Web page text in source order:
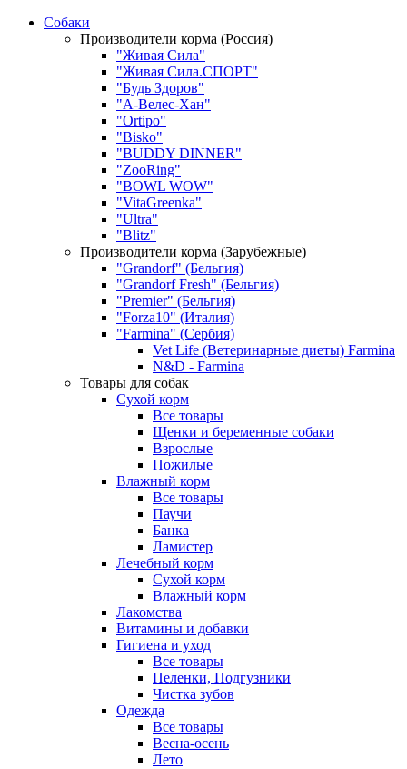
Собаки
Производители корма (Россия)
"Живая Сила"
"Живая Сила.СПОРТ"
"Будь Здоров"
"А-Велес-Хан"
"Ortipo"
"Bisko"
"BUDDY DINNER"
"ZooRing"
"BOWL WOW"
"VitaGreenka"
"Ultra"
"Blitz"
Производители корма (Зарубежные)
"Grandorf" (Бельгия)
"Grandorf Fresh" (Бельгия)
"Premier" (Бельгия)
"Forza10" (Италия)
"Farmina" (Сербия)
Vet Life (Ветеринарные диеты) Farmina
N&D - Farmina
Товары для собак
Сухой корм
Все товары
Щенки и беременные собаки
Взрослые
Пожилые
Влажный корм
Все товары
Паучи
Банка
Ламистер
Лечебный корм
Сухой корм
Влажный корм
Лакомства
Витамины и добавки
Гигиена и уход
Все товары
Пеленки, Подгузники
Чистка зубов
Одежда
Все товары
Весна-осень
Лето